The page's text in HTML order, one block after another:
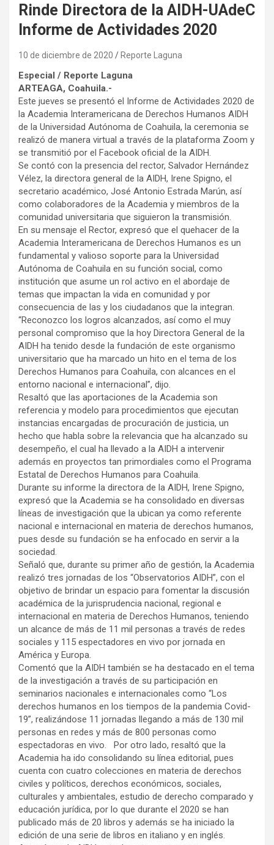
Rinde Directora de la AIDH-UAdeC
Informe de Actividades 2020
10 de diciembre de 2020 Reporte Laguna
Especial / Reporte Laguna
ARTEAGA, Coahuila.-
Este jueves se presentó el Informe de Actividades 2020 de
la Academia Interamericana de Derechos Humanos AIDH
de la Universidad Autónoma de Coahuila, la ceremonia se
realizó de manera virtual a través de la plataforma Zoom y
se transmitió por el Facebook oficial de la AIDH.
Se contó con la presencia del rector, Salvador Hernández
Vélez, la directora general de la AIDH, Irene Spigno, el
secretario académico, José Antonio Estrada Marún, así
como colaboradores de la Academia y miembros de la
comunidad universitaria que siguieron la transmisión.
En su mensaje el Rector, expresó que el quehacer de la
Academia Interamericana de Derechos Humanos es un
fundamental y valioso soporte para la Universidad
Autónoma de Coahuila en su función social, como
institución que asume un rol activo en el abordaje de
temas que impactan la vida en comunidad y por
consecuencia de las y los ciudadanos que la integran.
“Reconozco los logros alcanzados, así como el muy
personal compromiso que la hoy Directora General de la
AIDH ha tenido desde la fundación de este organismo
universitario que ha marcado un hito en el tema de los
Derechos Humanos para Coahuila, con alcances en el
entorno nacional e internacional”, dijo.
Resaltó que las aportaciones de la Academia son
referencia y modelo para procedimientos que ejecutan
instancias encargadas de procuración de justicia, un
hecho que habla sobre la relevancia que ha alcanzado su
desempeño, el cual ha llevado a la AIDH a intervenir
además en proyectos tan primordiales como el Programa
Estatal de Derechos Humanos para Coahuila.
Durante su informe la directora de la AIDH, Irene Spigno,
expresó que la Academia se ha consolidado en diversas
líneas de investigación que la ubican ya como referente
nacional e internacional en materia de derechos humanos,
pues desde su fundación se ha enfocado en servir a la
sociedad.
Señaló que, durante su primer año de gestión, la Academia
realizó tres jornadas de los “Observatorios AIDH”, con el
objetivo de brindar un espacio para fomentar la discusión
académica de la jurisprudencia nacional, regional e
internacional en materia de Derechos Humanos, teniendo
un alcance de más de 11 mil personas a través de redes
sociales y 115 espectadores en vivo por jornada en
América y Europa.
Comentó que la AIDH también se ha destacado en el tema
de la investigación a través de su participación en
seminarios nacionales e internacionales como “Los
derechos humanos en los tiempos de la pandemia Covid-
19”, realizándose 11 jornadas llegando a más de 130 mil
personas en redes y más de 800 personas como
espectadoras en vivo. Por otro lado, resaltó que la
Academia ha ido consolidando su línea editorial, pues
cuenta con cuatro colecciones en materia de derechos
civiles y políticos, derechos económicos, sociales,
culturales y ambientales, estudio de derecho comparado y
educación jurídica, por lo que durante el 2020 se han
publicado más de 20 libros y además se ha iniciado la
edición de una serie de libros en italiano y en inglés.